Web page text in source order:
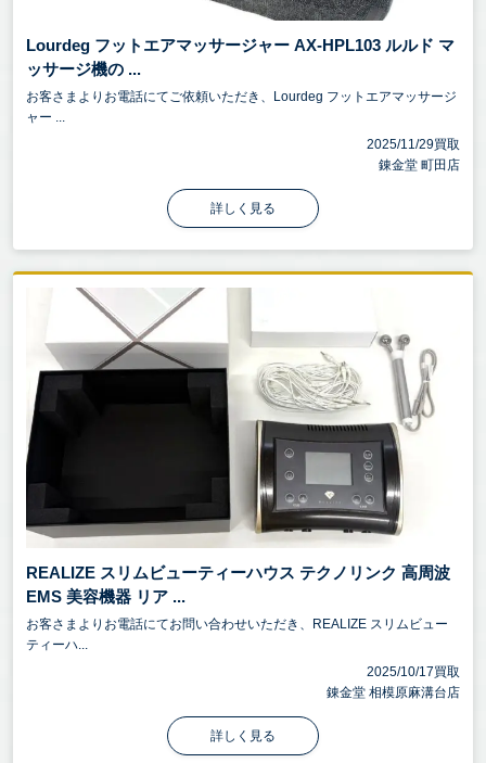
Lourdeg フットエアマッサージャー AX-HPL103 ルルド マ
ッサージ機の ...
お客さまよりお電話にてご依頼いただき、Lourdeg フットエアマッサージ
ャー ...
2025/11/29買取
錬金堂 町田店
詳しく見る
REALIZE スリムビューティーハウス テクノリンク 高周波
EMS 美容機器 リア ...
お客さまよりお電話にてお問い合わせいただき、REALIZE スリムビュー
ティーハ...
2025/10/17買取
錬金堂 相模原麻溝台店
詳しく見る